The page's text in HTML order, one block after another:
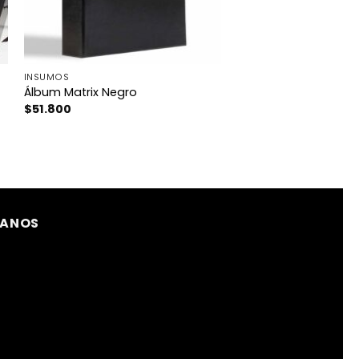
INSUMOS
Álbum Matrix Negro
$51.800